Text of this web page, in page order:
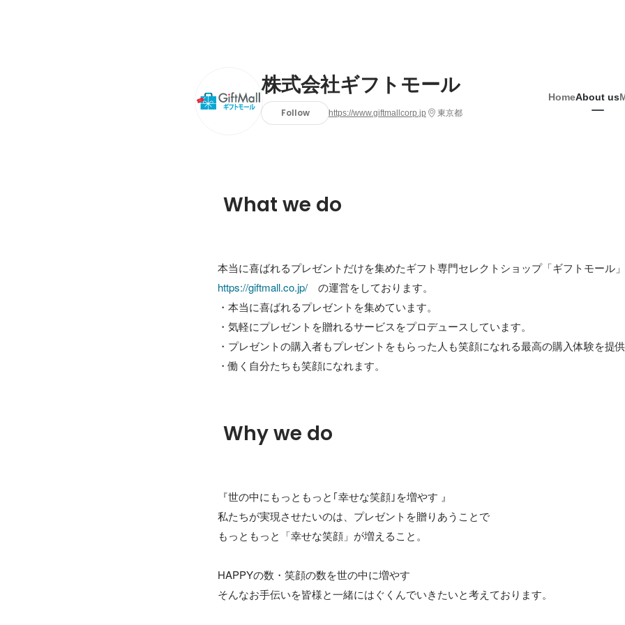
株式会社ギフトモール
Follow https://www.giftmallcorp.jp 東京都
HomeAbout us
What we do
本当に喜ばれるプレゼントだけを集めたギフト専門セレクトショップ「ギフトモール」
https://giftmall.co.jp/ の運営をしております。
・本当に喜ばれるプレゼントを集めています。
・気軽にプレゼントを贈れるサービスをプロデュースしています。
・プレゼントの購入者もプレゼントをもらった人も笑顔になれる最高の購入体験を提供
・働く自分たちも笑顔になれます。
Why we do
『世の中にもっともっと｢幸せな笑顔｣を増やす 』
私たちが実現させたいのは、プレゼントを贈りあうことで
もっともっと「幸せな笑顔」が増えること。
HAPPYの数・笑顔の数を世の中に増やす
そんなお手伝いを皆様と一緒にはぐくんでいきたいと考えております。